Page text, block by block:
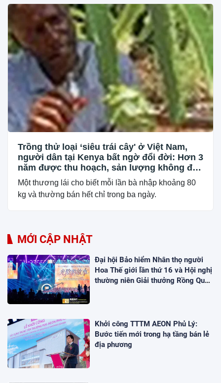
Trồng thử loại ‘siêu trái cây' ở Việt Nam,
người dân tại Kenya bất ngờ đổi đời: Hơn 3
năm được thu hoạch, sản lượng không đủ
để bán
Một thương lái cho biết mỗi lần bà nhập khoảng 80
kg và thường bán hết chỉ trong ba ngày.
MỚI CẬP NHẬT
Đại hội Bảo hiểm Nhân thọ người
Hoa Thế giới lần thứ 16 và Hội nghị
thường niên Giải thưởng Rồng Quốc
Khởi công TTTM AEON Phủ Lý:
Bước tiến mới trong hạ tầng bán lẻ
địa phương